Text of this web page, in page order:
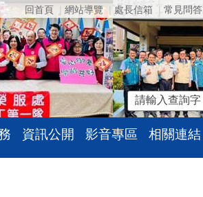
回首頁 網站導覽 處長信箱 常見問答
資訊公開 影音專區 相關連結